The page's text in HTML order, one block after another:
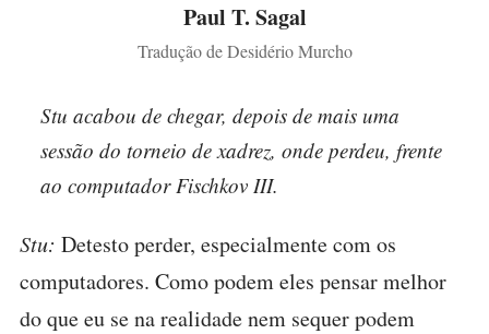
Paul T. Sagal
Tradução de Desidério Murcho
Stu acabou de chegar, depois de mais uma
sessão do torneio de xadrez, onde perdeu, frente
ao computador Fischkov III.
Stu: Detesto perder, especialmente com os
computadores. Como podem eles pensar melhor
do que eu se na realidade nem sequer podem